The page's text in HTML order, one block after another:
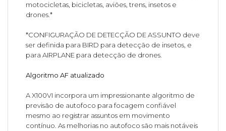
motocicletas, bicicletas, aviões, trens, insetos e
drones.*
*CONFIGURAÇÃO DE DETECÇÃO DE ASSUNTO deve
ser definida para BIRD para detecção de insetos, e
para AIRPLANE para detecção de drones.
Algoritmo AF atualizado
A X100VI incorpora um impressionante algoritmo de
previsão de autofoco para focagem confiável
mesmo ao registrar assuntos em movimento
contínuo. As melhorias no autofoco são mais notáveis